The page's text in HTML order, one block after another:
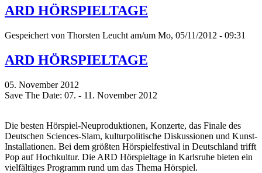
ARD HÖRSPIELTAGE
Gespeichert von Thorsten Leucht am/um Mo, 05/11/2012 - 09:31
ARD HÖRSPIELTAGE
05. November 2012
Save The Date: 07. - 11. November 2012
Die besten Hörspiel-Neuproduktionen, Konzerte, das Finale des
Deutschen Sciences-Slam, kulturpolitische Diskussionen und Kunst-
Installationen. Bei dem größten Hörspielfestival in Deutschland trifft
Pop auf Hochkultur. Die ARD Hörspieltage in Karlsruhe bieten ein
vielfältiges Programm rund um das Thema Hörspiel.